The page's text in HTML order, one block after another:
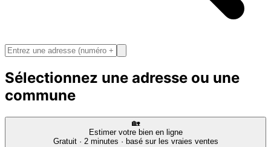
Sélectionnez une adresse ou une
commune
🏡
Estimer votre bien en ligne
Gratuit · 2 minutes · basé sur les vraies ventes